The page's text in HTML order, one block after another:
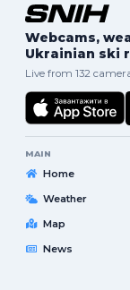
Webcams,
Ukrainian ski
Live from 132
MAIN
Home
Weather
Map
News